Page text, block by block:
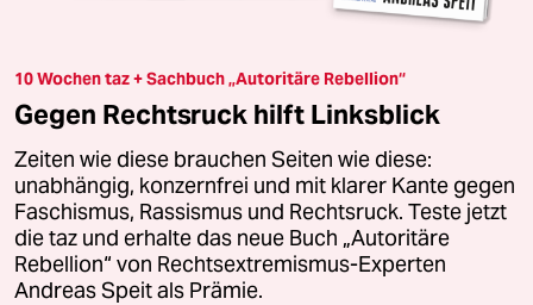
10 Wochen taz + Sachbuch „Autoritäre Rebellion“
Gegen Rechtsruck hilft Linksblick
Zeiten wie diese brauchen Seiten wie diese:
unabhängig, konzernfrei und mit klarer Kante gegen
Faschismus, Rassismus und Rechtsruck. Teste jetzt
die taz und erhalte das neue Buch „Autoritäre
Rebellion“ von Rechtsextremismus-Experten
Andreas Speit als Prämie.